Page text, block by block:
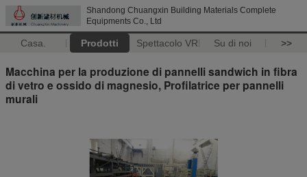
Shandong Chuangxin Building Materials Complete
Equipments Co., Ltd
Casa. Prodotti Spettacolo VR Su di noi >>
Macchina per la produzione di pannelli sandwich in fibra
di vetro e ossido di magnesio, Profilatrice per pannelli
murali